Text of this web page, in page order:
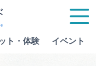
ト・体験 イベント